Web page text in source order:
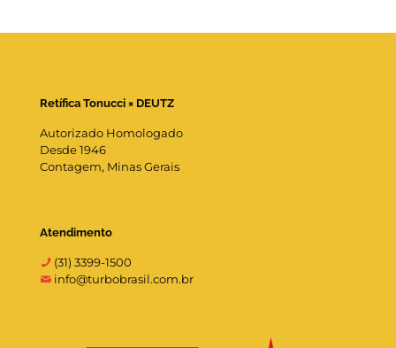
Retífica Tonucci × DEUTZ
Autorizado Homologado
Desde 1946
Contagem, Minas Gerais
Atendimento
(31) 3399-1500
info@turbobrasil.com.br